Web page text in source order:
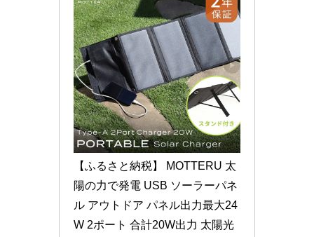
【ふるさと納税】 MOTTERU 太
陽の力で発電 USB ソーラーパネ
ル アウトドア パネル出力最大24
W 2ポート 合計20W出力 太陽光